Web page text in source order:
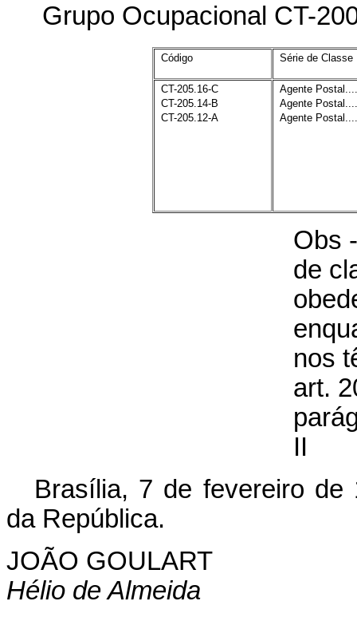
Grupo Ocupacional CT-
Código Série de Classe
CT-205.16-C
CT-205.14-B
CT-205.12-A
Agente Postal....
Agente Postal....
Agente Postal....
Obs
de
nos
art.
II
Brasília, 7 de fevereiro de
da República.
JOÃO GOULART
Hélio de Almeida